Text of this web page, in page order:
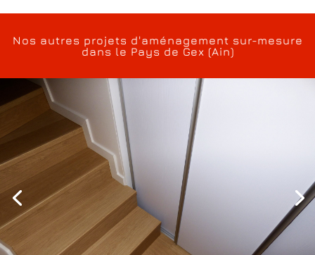
Nos autres projets d'aménagement sur-mesure
dans le Pays de Gex (Ain)